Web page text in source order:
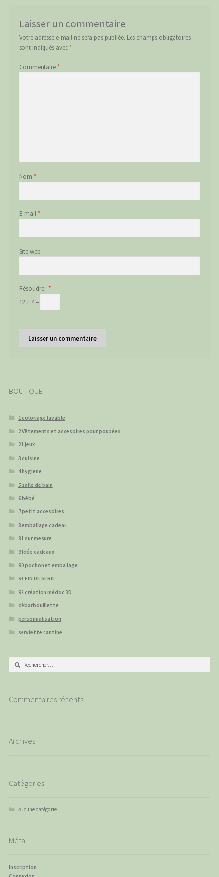
Laisser un commentaire
Votre adresse e-mail ne sera pas publiée. Les champs obligatoires
sont indiqués avec *
Commentaire *
Nom *
E-mail *
Site web
Résoudre : *
12 + 4 =
BOUTIQUE
1 coloriage lavable
2 Vêtements et accesoires pour poupées
21 jeux
3 cuisine
4 hygiene
5 salle de bain
6 bébé
7 petit accesoires
8 emballage cadeau
81 sur mesure
9 Idée cadeaux
90 pochon et emballage
91 FIN DE SERIE
92 création médoc 3D
débarbouillette
personnalisation
serviette cantine
Rechercher :
Commentaires récents
Archives
Catégories
Aucune catégorie
Méta
Inscription